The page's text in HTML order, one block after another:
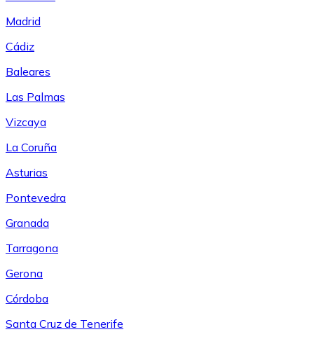
Madrid
Cádiz
Baleares
Las Palmas
Vizcaya
La Coruña
Asturias
Pontevedra
Granada
Tarragona
Gerona
Córdoba
Santa Cruz de Tenerife